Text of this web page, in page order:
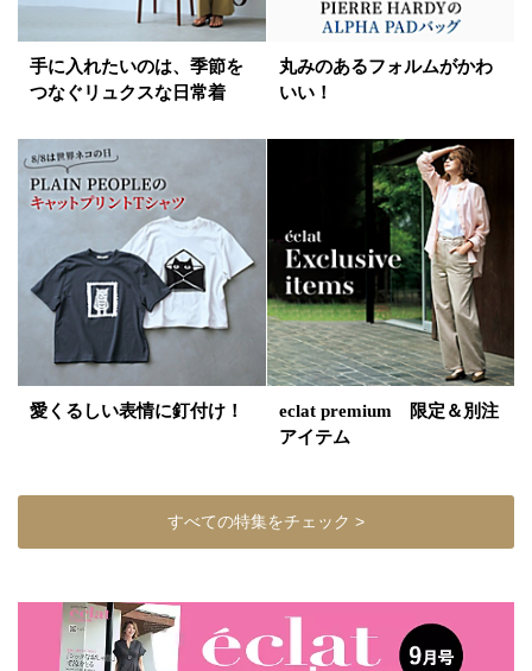
手に入れたいのは、季節を
つなぐリュクスな日常着
丸みのあるフォルムがかわ
いい！
愛くるしい表情に釘付け！
eclat premium 限定＆別注
アイテム
すべての特集をチェック >